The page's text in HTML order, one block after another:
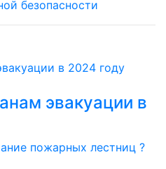
безопасности
эвакуации в